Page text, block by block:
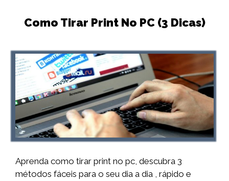
Como Tirar Print No PC (3 Dicas)
Aprenda como tirar print no pc, descubra 3
métodos fáceis para o seu dia a dia , rápido e